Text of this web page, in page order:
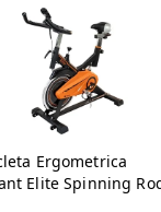
Ergometrica
Elite Spinning